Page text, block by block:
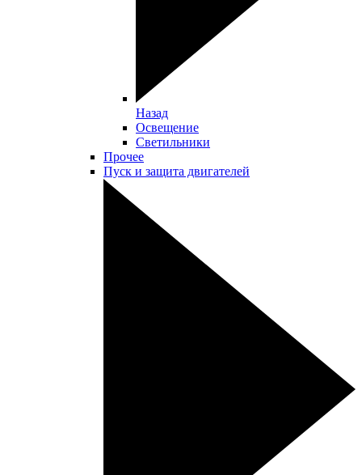
Назад
Освещение
Светильники
Прочее
Пуск и защита двигателей